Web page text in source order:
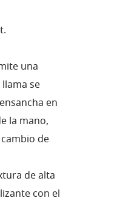
una
se
en
la mano,
de
de alta
con el